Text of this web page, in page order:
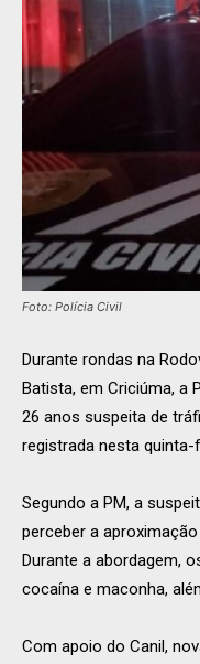
Foto: Polícia Civil
Durante rondas na
Batista, em Criciúma, a
26 anos suspeita de
registrada nesta quinta-
Segundo a PM, a
perceber a
Durante a abordagem,
cocaína e maconha,
Com apoio do Canil,